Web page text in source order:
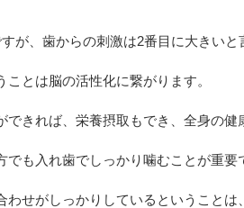
が、歯からの刺激は2番目に大きいと
とは脳の活性化に繋がります。
できれば、栄養摂取もでき、全身の健
でも入れ歯でしっかり噛むことが重
わせがしっかりしているということ